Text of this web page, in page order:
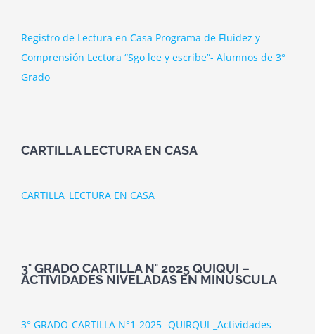
Registro de Lectura en Casa Programa de Fluidez y
Comprensión Lectora “Sgo lee y escribe”- Alumnos de 3°
Grado
CARTILLA LECTURA EN CASA
CARTILLA_LECTURA EN CASA
3° GRADO CARTILLA N° 2025 QUIQUI –
ACTIVIDADES NIVELADAS EN MINÚSCULA
3° GRADO-CARTILLA N°1-2025 -QUIRQUI-_Actividades